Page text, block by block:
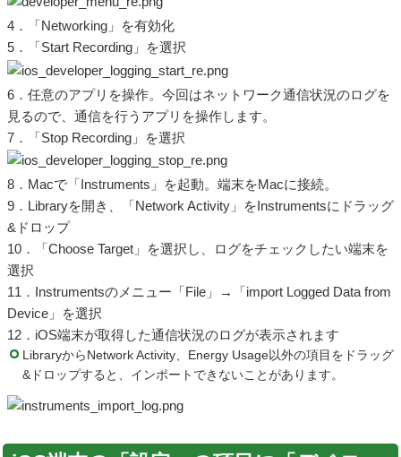
4．「Networking」を有効化
5．「Start Recording」を選択
6．任意のアプリを操作。今回はネットワーク通信状況のログを
見るので、通信を行うアプリを操作します。
7．「Stop Recording」を選択
8．Macで「Instruments」を起動。端末をMacに接続。
9．Libraryを開き、「Network Activity」をInstrumentsにドラッグ
&ドロップ
10．「Choose Target」を選択し、ログをチェックしたい端末を
選択
11．Instrumentsのメニュー「File」→「import Logged Data from
Device」を選択
12．iOS端末が取得した通信状況のログが表示されます
LibraryからNetwork Activity、Energy Usage以外の項目をドラッグ
&ドロップすると、インポートできないことがあります。